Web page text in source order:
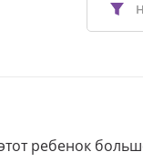
ребенок